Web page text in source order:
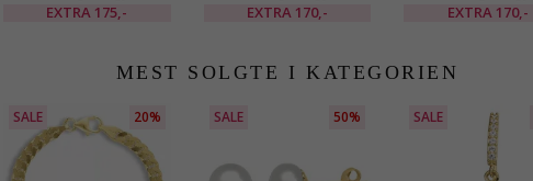
- OCEANA
EXTRA 175,-
- OCEANA
EXTRA 170,-
- OCEANA
EXTRA 170,-
MEST SOLGTE I KATEGORIEN
SALE 20% SALE 50% SALE